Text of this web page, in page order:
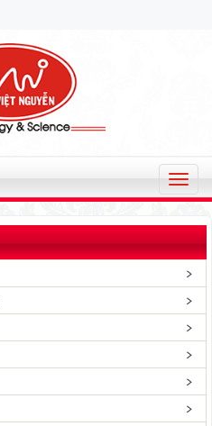
T
o
g
l
v
a
t